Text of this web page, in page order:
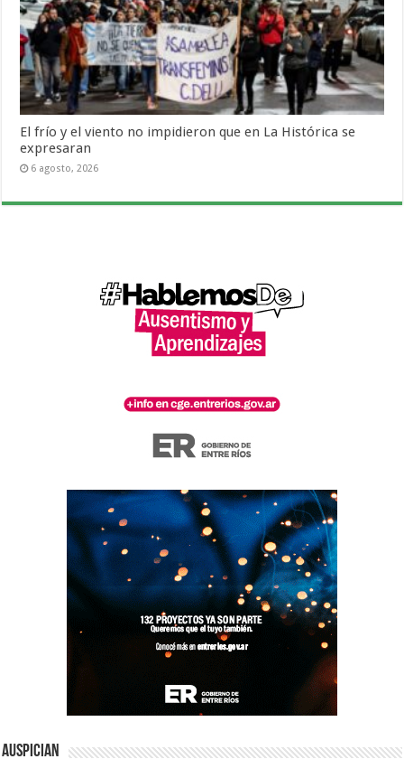
El frío y el viento no impidieron que en La Histórica se
expresaran
6 agosto, 2026
Auspician